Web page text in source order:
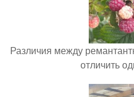
Различия между
отличить